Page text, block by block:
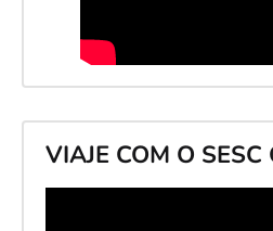
VIAJE COM O SESC